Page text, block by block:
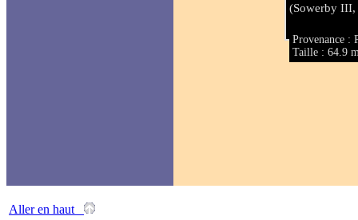
(Sowerby III,
Provenance :
Taille : 64.9
Aller en haut